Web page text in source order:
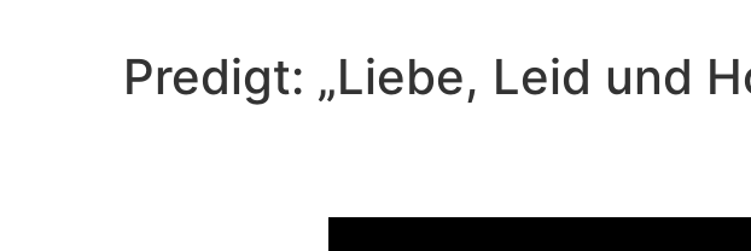
Predigt: „Liebe, Leid und
Video-Player